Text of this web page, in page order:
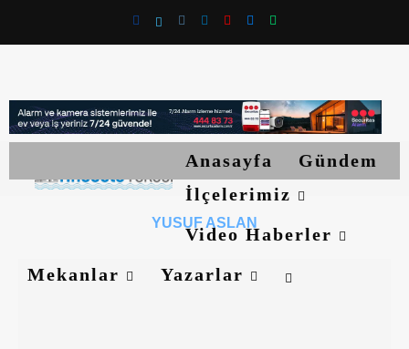
Anasayfa
Gündem
İlçelerimiz
Video Haberler
Mekanlar
Yazarlar
YUSUF ASLAN